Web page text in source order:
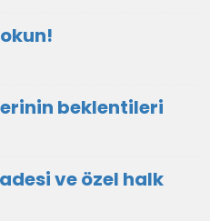
beklentileri
ve özel halk